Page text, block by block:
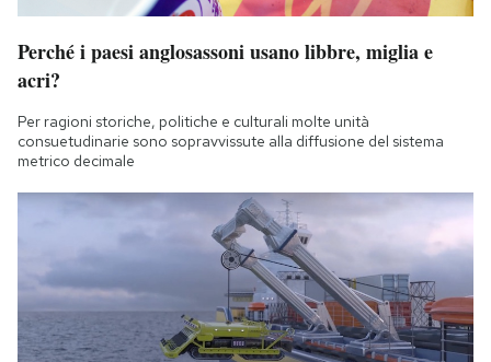
Perché i paesi anglosassoni usano libbre, miglia e
acri?
Per ragioni storiche, politiche e culturali molte unità
consuetudinarie sono sopravvissute alla diffusione del sistema
metrico decimale